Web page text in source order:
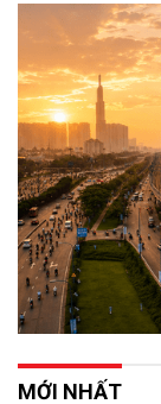
MỚI NHẤT